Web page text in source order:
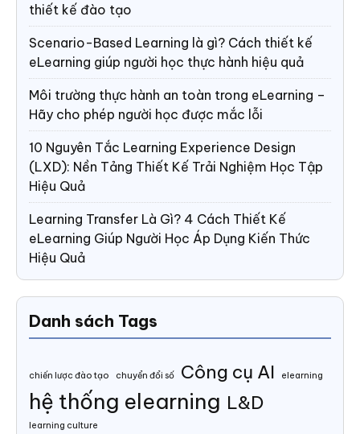
thiết kế đào tạo
Scenario-Based Learning là gì? Cách thiết kế
eLearning giúp người học thực hành hiệu quả
Môi trường thực hành an toàn trong eLearning –
Hãy cho phép người học được mắc lỗi
10 Nguyên Tắc Learning Experience Design
(LXD): Nền Tảng Thiết Kế Trải Nghiệm Học Tập
Hiệu Quả
Learning Transfer Là Gì? 4 Cách Thiết Kế
eLearning Giúp Người Học Áp Dụng Kiến Thức
Hiệu Quả
Danh sách Tags
chiến lược đào tạo chuyển đổi số Công cụ AI elearning
hệ thống elearning L&D
learning culture